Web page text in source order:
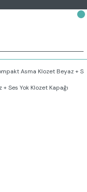
Asma Klozet Beyaz +